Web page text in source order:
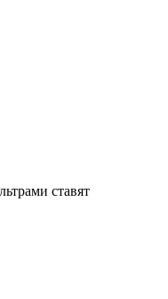
ставят